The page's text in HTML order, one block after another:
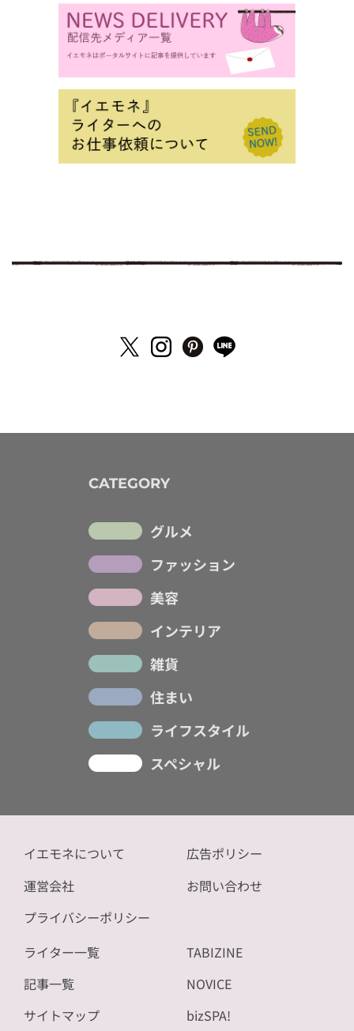
CATEGORY
グルメ
ファッション
美容
インテリア
雑貨
住まい
ライフスタイル
スペシャル
イエモネについて
運営会社
プライバシーポリシー
広告ポリシー
お問い合わせ
ライター一覧
記事一覧
サイトマップ
TABIZINE
NOVICE
bizSPA!